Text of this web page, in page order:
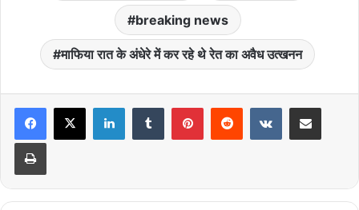
breaking news
माफिया रात के अंधेरे में कर रहे थे रेत का अवैध उत्खनन